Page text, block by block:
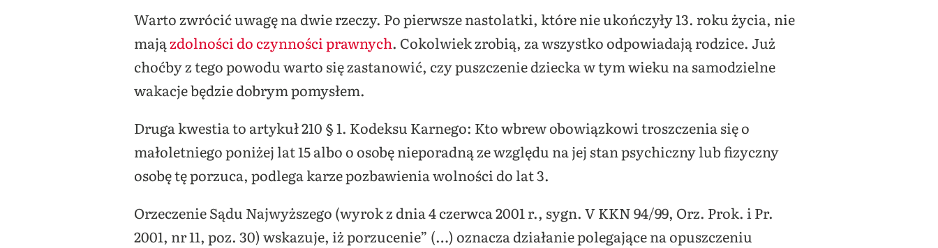
Warto zwrócić uwagę na dwie rzeczy. Po pierwsze nastolatki, które nie ukończyły 13. roku życia, nie
majązdolności do czynności prawnych. Cokolwiek zrobią, za wszystko odpowiadają rodzice. Już
choćby z tego powodu warto się zastanowić, czy puszczenie dziecka w tym wieku na samodzielne
wakacje będzie dobrym pomysłem.
Druga kwestia to artykuł 210 § 1. Kodeksu Karnego: Kto wbrew obowiązkowi troszczenia się o
małoletniego poniżej lat 15 albo o osobę nieporadną ze względu na jej stan psychiczny lub fizyczny
osobę tę porzuca, podlega karze pozbawienia wolności do lat 3.
Orzeczenie Sądu Najwyższego (wyrok z dnia 4 czerwca 2001 r., sygn. V KKN 94/99, Orz. Prok. i Pr.
2001, nr 11, poz. 30) wskazuje, iż porzucenie” (…) oznacza działanie polegające na opuszczeniu